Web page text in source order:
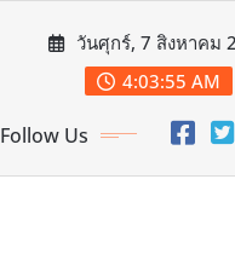
วันศุกร์, 7 สิงหาคม
4:03:57 AM
Follow Us